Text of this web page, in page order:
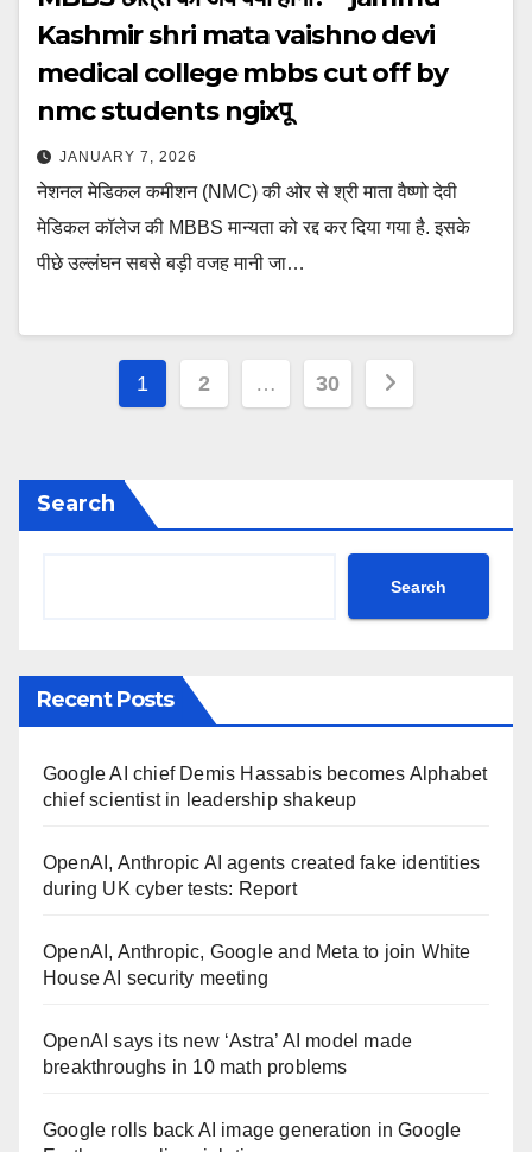
Kashmir shri mata vaishno devi
medical college mbbs cut off by
nmc students ngixपू
JANUARY 7, 2026
नेशनल मेडिकल कमीशन (NMC) की ओर से श्री माता वैष्णो देवी
मेडिकल कॉलेज की MBBS मान्यता को रद्द कर दिया गया है. इसके
पीछे उल्लंघन सबसे बड़ी वजह मानी जा…
Posts
1 2 … 30
Search
Search
Recent Posts
Google AI chief Demis Hassabis becomes Alphabet
chief scientist in leadership shakeup
OpenAI, Anthropic AI agents created fake identities
during UK cyber tests: Report
OpenAI, Anthropic, Google and Meta to join White
House AI security meeting
OpenAI says its new ‘Astra’ AI model made
breakthroughs in 10 math problems
Google rolls back AI image generation in Google